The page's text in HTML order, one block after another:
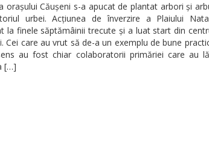
orașului Căușeni s-a apucat de plantat arbori și
urbei. Acțiunea de înverzire a Plaiului
la finele săptămâinii trecute și a luat start din
Cei care au vrut să de-a un exemplu de bune
au fost chiar colaboratorii primăriei care au
[…]